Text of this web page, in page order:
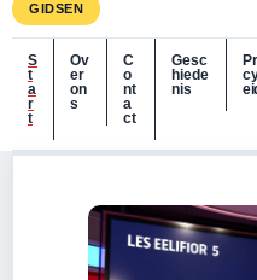
GIDSEN
S
t
a
r
t
Ov
er
on
s
C
o
nt
a
ct
Gesc
hiede
nis